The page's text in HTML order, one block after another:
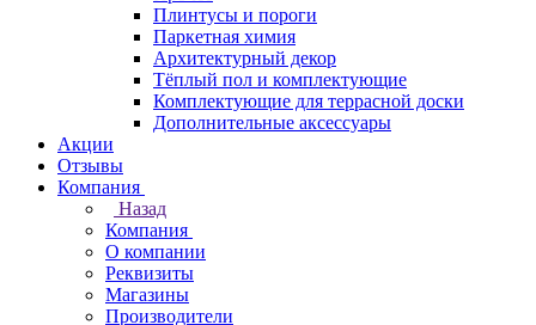
Плинтусы и пороги
Паркетная химия
Архитектурный декор
Тёплый пол и комплектующие
Комплектующие для террасной доски
Дополнительные аксессуары
Акции
Отзывы
Компания
Назад
Компания
О компании
Реквизиты
Магазины
Производители